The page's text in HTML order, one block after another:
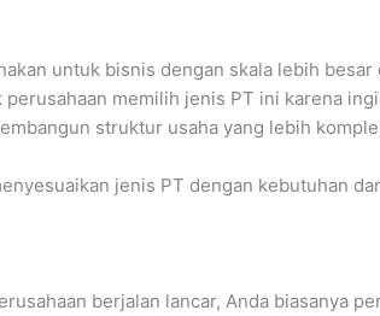
untuk bisnis dengan skala lebih
memilih jenis PT ini karena
struktur usaha yang lebih
jenis PT dengan kebutuhan
berjalan lancar, Anda biasanya